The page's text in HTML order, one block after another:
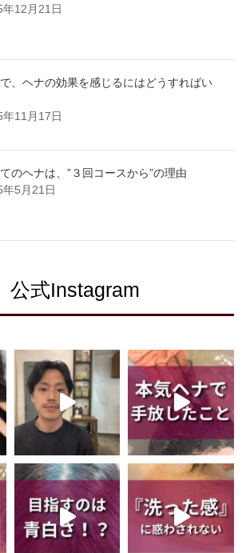
年12月21日
、ヘナの効果を感じるにはどうすればい
年11月17日
のヘナは、”３回コースから”の理由
年5月21日
公式Instagram